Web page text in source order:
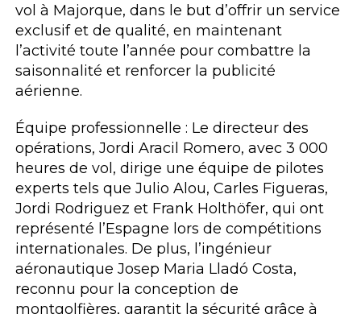
vol à Majorque, dans le but d’offrir un service
exclusif et de qualité, en maintenant
l’activité toute l’année pour combattre la
saisonnalité et renforcer la publicité
aérienne.
Équipe professionnelle : Le directeur des
opérations, Jordi Aracil Romero, avec 3 000
heures de vol, dirige une équipe de pilotes
experts tels que Julio Alou, Carles Figueras,
Jordi Rodriguez et Frank Holthöfer, qui ont
représenté l’Espagne lors de compétitions
internationales. De plus, l’ingénieur
aéronautique Josep Maria Lladó Costa,
reconnu pour la conception de
montgolfières, garantit la sécurité grâce à